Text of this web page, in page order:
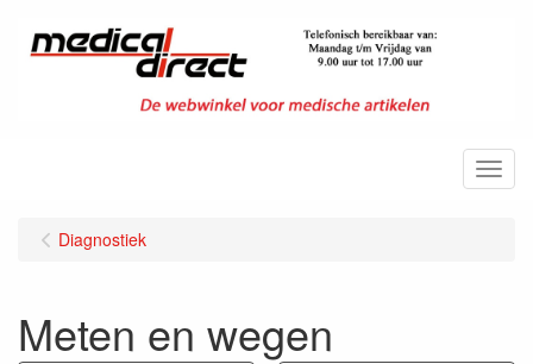
Menu
Diagnostiek
Meten en wegen